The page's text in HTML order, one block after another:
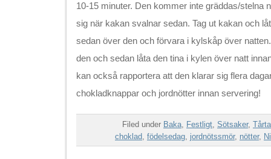
10-15 minuter. Den kommer inte gräddas/stelna
sig när kakan svalnar sedan. Tag ut kakan och
sedan över den och förvara i kylskåp över
den och sedan låta den tina i kylen över natt
kan också rapportera att den klarar sig flera
chokladknappar och jordnötter innan servering!
Filed under Baka, Festligt, Sötsaker, Tårta
choklad, födelsedag, jordnötssmör, nötter,